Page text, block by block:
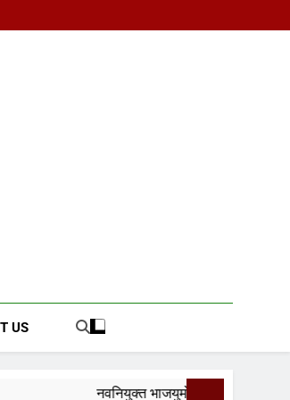
Portal
US
भाजयुमो जिला अध्यक्ष का वरिष्ठ नेतृत्व के सान्निध्य